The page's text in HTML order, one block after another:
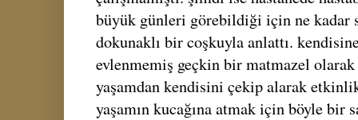
büyük günleri görebildiği için ne kadar
dokunaklı bir coşkuyla anlattı.
evlenmemiş geçkin bir matmazel
yaşamdan kendisini çekip alarak
yaşamın kucağına atmak için böyle bir